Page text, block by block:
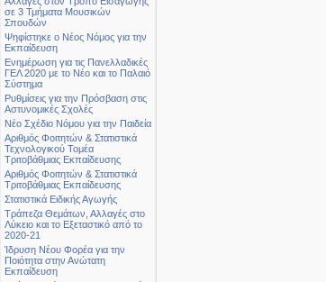
σε 3 Τμήματα Μουσικών
Σπουδών
Ψηφίστηκε ο Νέος Νόμος για την
Εκπαίδευση
Ενημέρωση για τις Πανελλαδικές
ΓΕΛ 2020 με το Νέο και το Παλαιό
Σύστημα
Ρυθμίσεις για την Πρόσβαση στις
Αστυνομικές Σχολές
Νέο Σχέδιο Νόμου για την Παιδεία
Αριθμός Φοιτητών & Στατιστικά
Τεχνολογικού Τομέα
Τριτοβάθμιας Εκπαίδευσης
Αριθμός Φοιτητών & Στατιστικά
Τριτοβάθμιας Εκπαίδευσης
Στατιστικά Ειδικής Αγωγής
Τράπεζα Θεμάτων, Αλλαγές στο
Λύκειο και το Εξεταστικό από το
2020-21
Ίδρυση Νέου Φορέα για την
Ποιότητα στην Ανώτατη
Εκπαίδευση